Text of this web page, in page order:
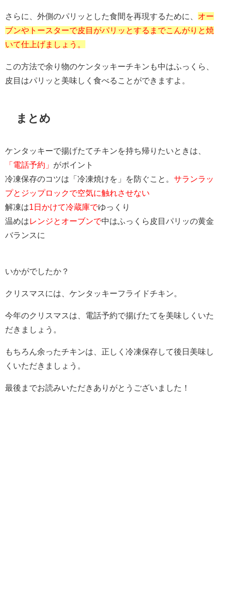
さらに、外側のパリッとした食間を再現するために、 オー
ブンやトースターで皮目がパリッとするまでこんがりと焼
いて仕上げましょう。
この方法で余り物のケンタッキーチキンも中はふっくら、
皮目はパリッと美味しく食べることができますよ。
まとめ
ケンタッキーで揚げたてチキンを持ち帰りたいときは、
「電話予約」 がポイント
冷凍保存のコツは「冷凍焼けを」を防ぐこと。 サランラッ
プとジップロックで空気に触れさせない
解凍は1日かけて冷蔵庫でゆっくり
温めはレンジとオーブンで中はふっくら皮目パリッの黄金
バランスに
いかがでしたか？
クリスマスには、ケンタッキーフライドチキン。
今年のクリスマスは、電話予約で揚げたてを美味しくいた
だきましょう。
もちろん余ったチキンは、正しく冷凍保存して後日美味し
くいただきましょう。
最後までお読みいただきありがとうございました！